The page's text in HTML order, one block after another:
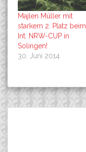
Majlen Müller mit
starkem 2. Platz beim
Int. NRW-CUP in
Solingen!
30. Juni 2014